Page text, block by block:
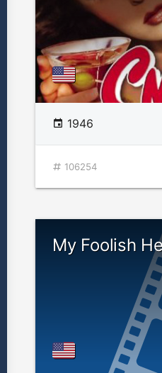
1946
106254
My Foolish